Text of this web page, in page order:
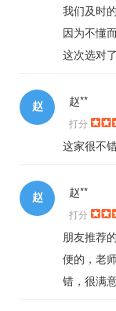
我们及时
因为不懂
这次选对
赵 赵**
打分
这家很不
赵 赵**
打分
朋友推荐
便的，老
错，很满